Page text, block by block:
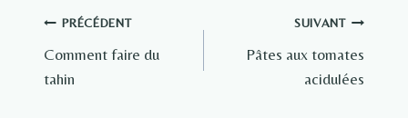
Navigation
de
PRÉCÉDENT
Comment faire du
tahin
SUIVANT
Pâtes aux tomates
acidulées